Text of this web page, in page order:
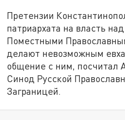
Претензии
патриархата на власть
Поместными
делают невозможным
общение с ним, посчитал
Синод Русской
Заграницей.